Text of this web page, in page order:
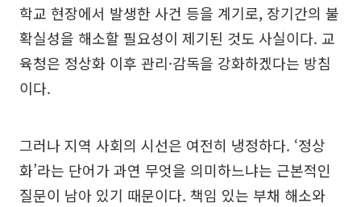
학교 현장에서 발생한 사건 등을 계기로, 장기간의 불
확실성을 해소할 필요성이 제기된 것도 사실이다. 교
육청은 정상화 이후 관리·감독을 강화하겠다는 방침
이다.
그러나 지역 사회의 시선은 여전히 냉정하다. ‘정상
화’라는 단어가 과연 무엇을 의미하느냐는 근본적인
질문이 남아 있기 때문이다. 책임 있는 부채 해소와